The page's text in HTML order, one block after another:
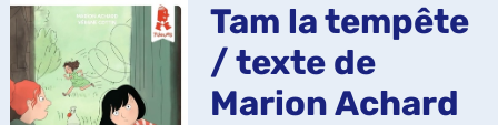
Tam la tempête
/ texte de
Marion Achard